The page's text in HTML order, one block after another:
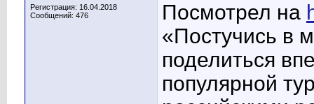
Регистрация: 16.04.2018
Сообщений: 476
Посмотрел на
«Постучись в
поделиться
популярной